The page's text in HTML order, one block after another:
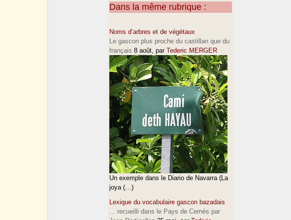
Dans la même rubrique :
Noms d’arbres et de végétaux
Le gascon plus proche du castillan que du
français 8 août, par Tederic MERGER
Un exemple dans le Diario de Navarra (La
joya (…)
Lexique du vocabulaire gascon bazadais
... recueilli dans le Pays de Cernès par